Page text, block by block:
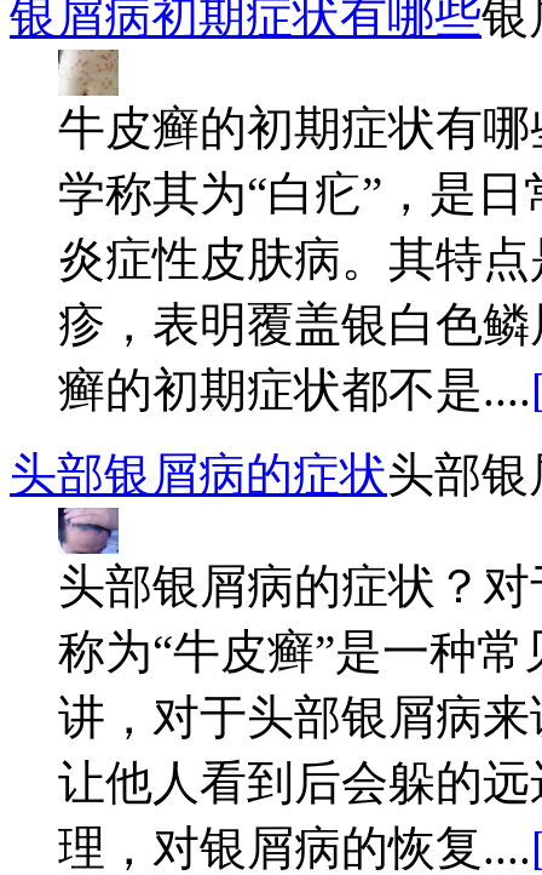
银屑病初期症状有哪些银
牛皮癣的初期症状有
学称其为“白疕”，是
炎症性皮肤病。其特
疹，表明覆盖银白色
癣的初期症状都不是....
头部银屑病的症状头部
头部银屑病的症状？
称为“牛皮癣”是一种
讲，对于头部银屑病
让他人看到后会躲的
理，对银屑病的恢复....